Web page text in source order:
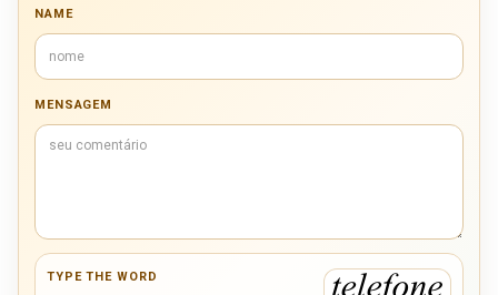
NAME
MENSAGEM
TYPE THE WORD